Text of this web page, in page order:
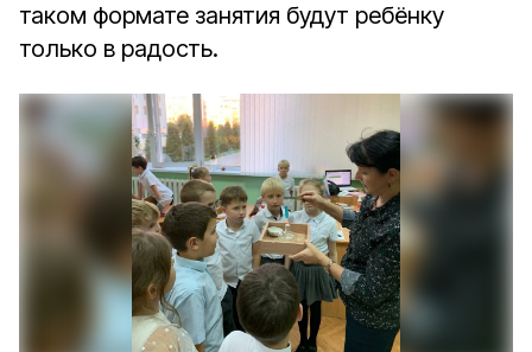
таком формате занятия будут ребёнку
только в радость.